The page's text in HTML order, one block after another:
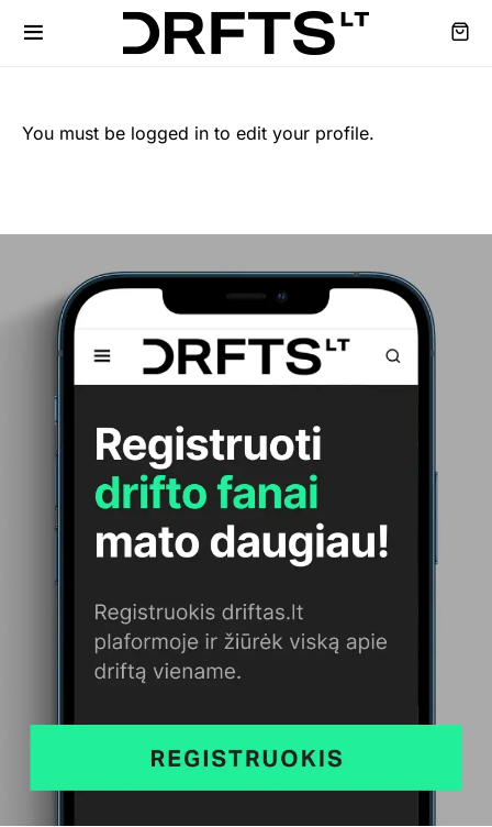
You must be logged in to edit your profile.